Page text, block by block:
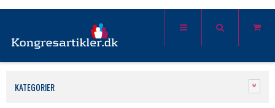
KATEGORIER